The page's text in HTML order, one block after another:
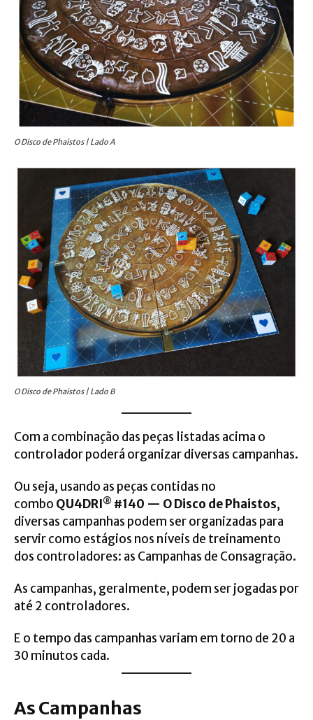
O Disco de Phaistos | Lado A
O Disco de Phaistos | Lado B
Com a combinação das peças listadas acima o
controlador poderá organizar diversas campanhas.
Ou seja, usando as peças contidas no
combo QU4DRI® #140 — O Disco de Phaistos,
diversas campanhas podem ser organizadas para
servir como estágios nos níveis de treinamento
dos controladores: as Campanhas de Consagração.
As campanhas, geralmente, podem ser jogadas por
até 2 controladores.
E o tempo das campanhas variam em torno de 20 a
30 minutos cada.
As Campanhas